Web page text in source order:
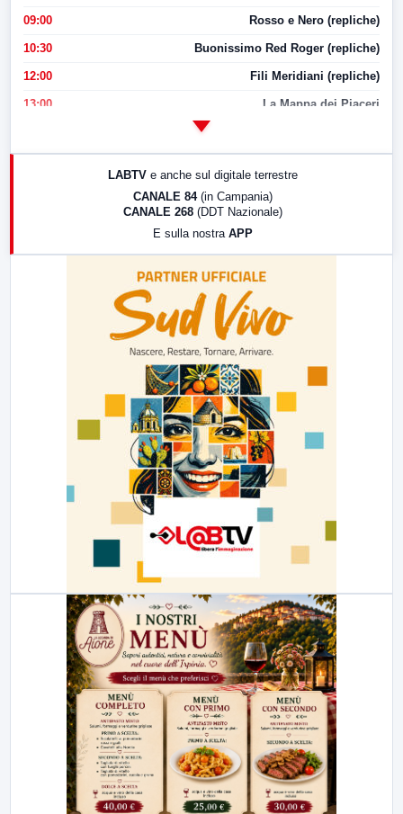
09:00 Rosso e Nero (repliche)
10:30 Buonissimo Red Roger (repliche)
12:00 Fili Meridiani (repliche)
13:00 La Mappa dei Piaceri
17:00 LabNews (replica)
LABTV e anche sul digitale terrestre
CANALE 84 (in Campania)
CANALE 268 (DDT Nazionale)
E sulla nostra APP